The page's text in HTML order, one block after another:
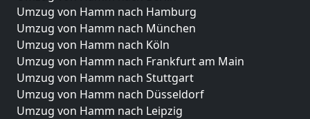
Umzug von Hamm nach Hamburg
Umzug von Hamm nach München
Umzug von Hamm nach Köln
Umzug von Hamm nach Frankfurt am Main
Umzug von Hamm nach Stuttgart
Umzug von Hamm nach Düsseldorf
Umzug von Hamm nach Leipzig